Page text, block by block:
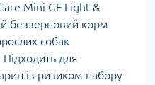
Mini GF Light &
беззерновий корм
собак
Підходить для
із ризиком набору